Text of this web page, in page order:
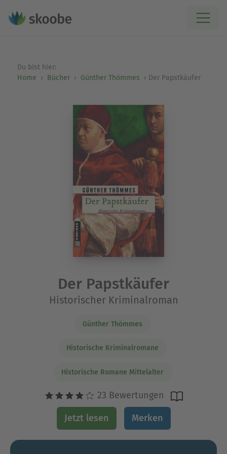
Du bist hier:
Home
Bücher Günther Thömmes Der Papstkäufer
Der Papstkäufer
Historischer Kriminalroman
Günther Thömmes
Historische Kriminalromane
Historische Romane Mittelalter
23 Bewertungen
Jetzt lesen Merken